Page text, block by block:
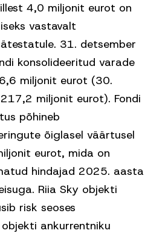
4,0 miljonit eurot on
vastavalt
31. detsember
konsolideeritud varade
miljonit eurot (30.
miljonit eurot). Fondi
põhineb
õiglasel väärtusel
eurot, mida on
hindajad 2025. aasta
Riia Sky objekti
risk seoses
ankurrentniku